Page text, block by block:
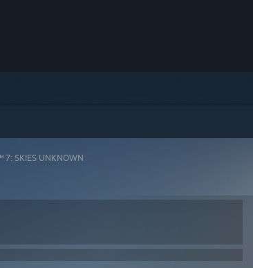
7: SKIES UNKNOWN